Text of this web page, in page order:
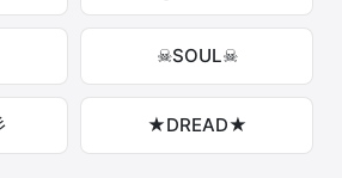
☠SOUL☠
★DREAD★